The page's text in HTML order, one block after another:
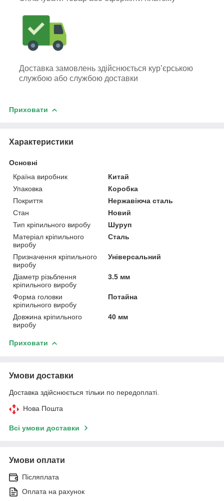
Доставка замовлень здійснюється кур’єрською
службою або службою доставки
Приховати
Характеристики
Основні
Країна виробник
Китай
Упаковка
Коробка
Покриття
Нержавіюча сталь
Стан
Новий
Тип кріпильного виробу
Шуруп
Матеріал кріпильного
виробу
Сталь
Призначення кріпильного
виробу
Універсальний
Діаметр різьблення
кріпильного виробу
3.5 мм
Форма головки
кріпильного виробу
Потайна
Довжина кріпильного
виробу
40 мм
Приховати
Умови доставки
Доставка здійснюється тільки по передоплаті.
Нова Пошта
Всі умови доставки
Умови оплати
Післяплата
Оплата на рахунок